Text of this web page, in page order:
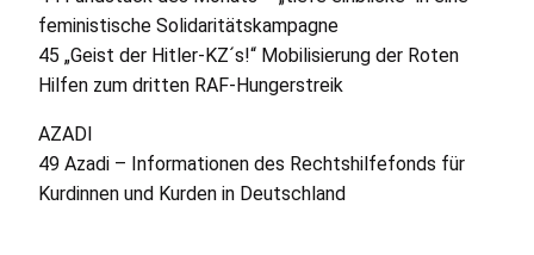
feministische Solidaritätskampagne
45 „Geist der Hitler-KZ´s!“ Mobilisierung der Roten
Hilfen zum dritten RAF-Hungerstreik
AZADI
49 Azadi – Informationen des Rechtshilfefonds für
Kurdinnen und Kurden in Deutschland